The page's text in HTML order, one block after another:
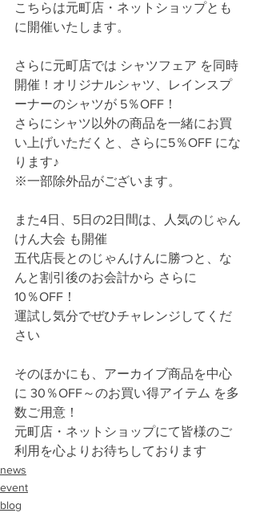
こちらは元町店・ネットショップとも
に開催いたします。
さらに元町店では シャツフェア を同時
開催！オリジナルシャツ、レインスプ
ーナーのシャツが 5％OFF！
さらにシャツ以外の商品を一緒にお買
い上げいただくと、さらに5％OFF にな
ります♪
※一部除外品がございます。
また4日、5日の2日間は、人気のじゃん
けん大会 も開催
五代店長とのじゃんけんに勝つと、な
んと割引後のお会計から さらに
10％OFF！
運試し気分でぜひチャレンジしてくだ
さい
そのほかにも、アーカイブ商品を中心
に 30％OFF～のお買い得アイテム を多
数ご用意！
元町店・ネットショップにて皆様のご
利用を心よりお待ちしております
news
event
blog